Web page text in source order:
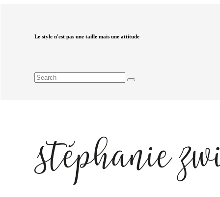
Le style n'est pas une taille mais une attitude